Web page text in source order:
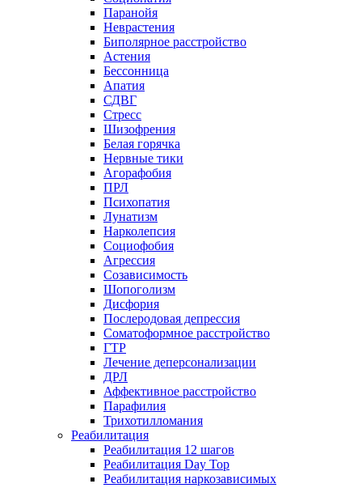
Паранойя
Неврастения
Биполярное расстройство
Астения
Бессонница
Апатия
СДВГ
Стресс
Шизофрения
Белая горячка
Нервные тики
Агорафобия
ПРЛ
Психопатия
Лунатизм
Нарколепсия
Социофобия
Агрессия
Созависимость
Шопоголизм
Дисфория
Послеродовая депрессия
Соматоформное расстройство
ГТР
Лечение деперсонализации
ДРЛ
Аффективное расстройство
Парафилия
Трихотилломания
Реабилитация
Реабилитация 12 шагов
Реабилитация Day Top
Реабилитация наркозависимых